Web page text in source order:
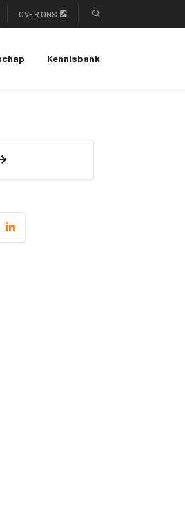
OVER ONS
Kennisbank